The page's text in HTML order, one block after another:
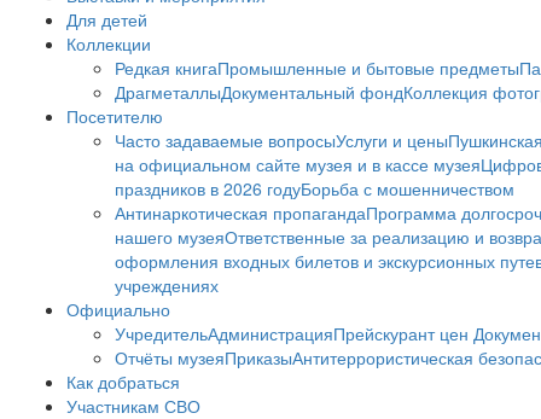
Для детей
Коллекции
Редкая книгаПромышленные и бытовые предметы
ДрагметаллыДокументальный фондКоллекция
Посетителю
Часто задаваемые вопросыУслуги и цены
на официальном сайте музея и в кассе музея
праздников в 2026 годуБорьба с мошенничеством
Антинаркотическая пропагандаПрограмма
нашего музеяОтветственные за реализацию и
оформления входных билетов и экскурсионных
учреждениях
Официально
УчредительАдминистрацияПрейскурант цен
Отчёты музеяПриказыАнтитеррористическая
Как добраться
Участникам СВО